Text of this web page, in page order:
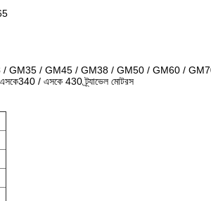
/ GM45 / GM38 / GM50 / GM60 /
/ এসকে 430 ট্র্যাভেল মোটরস